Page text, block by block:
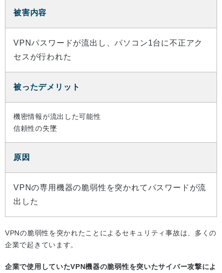
被害内容
VPNパスワードが流出し、パソコン1台に不正アク
セスが行われた
被ったデメリット
機密情報が流出した可能性
信頼性の失墜
原因
VPNの専用機器の脆弱性を突かれてパスワードが流
出した
VPNの脆弱性を突かれたことによるセキュリティ事故は、多くの
企業で起きています。
企業で使用していたVPN機器の脆弱性を突いたサイバー攻撃によ